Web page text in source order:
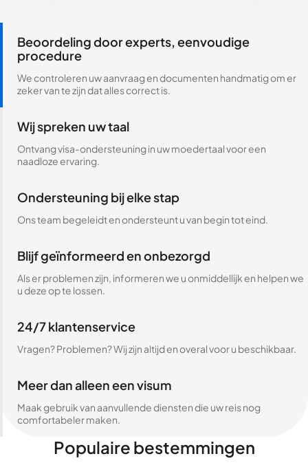
Beoordeling door experts, eenvoudige
procedure
We controleren uw aanvraag en documenten handmatig om er
zeker van te zijn dat alles correct is.
Wij spreken uw taal
Ontvang visa-ondersteuning in uw moedertaal voor een
naadloze ervaring.
Ondersteuning bij elke stap
Ons team begeleidt en ondersteunt u van begin tot eind.
Blijf geïnformeerd en onbezorgd
Als er problemen zijn, informeren we u onmiddellijk en helpen we
u deze op te lossen.
24/7 klantenservice
Vragen? Problemen? Wij zijn altijd en overal voor u beschikbaar.
Meer dan alleen een visum
Maak gebruik van aanvullende diensten die uw reis nog
comfortabeler maken.
Populaire bestemmingen